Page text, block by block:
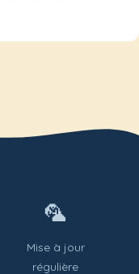
🦜
Mise à jour
régulière